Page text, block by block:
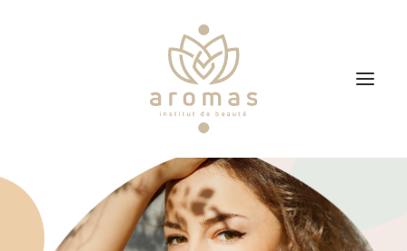
Soins
Je veux faire un bon cadeau